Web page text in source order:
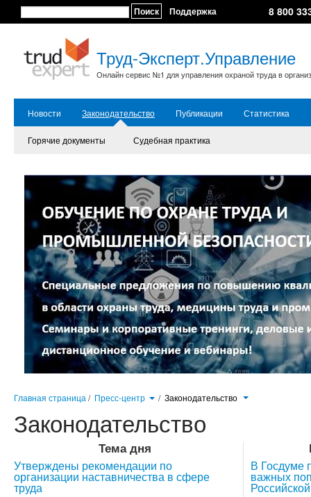
Поиск Поддержка 8 800
Труд-Эксперт.Управление
Онлайн сервис №1 для управления охраной труда в
Новости Законодательство Публикации Статистика
Горячие документы Судебная практика
Главная страница / Пресс-центр / Законодательство
Законодательство
Тема дня
Утверждены рекомендации по
организации наставничества в сфере
труда
В Госдуме
важных